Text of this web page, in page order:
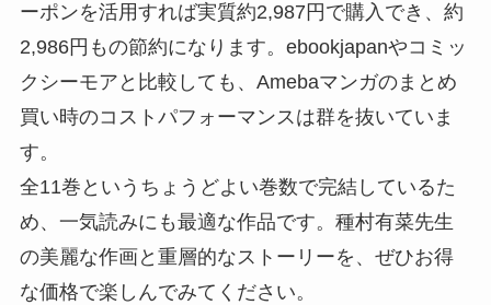
ーポンを活用すれば実質約2,987円で購入でき、約
2,986円もの節約になります。ebookjapanやコミッ
クシーモアと比較しても、Amebaマンガのまとめ
買い時のコストパフォーマンスは群を抜いていま
す。
全11巻というちょうどよい巻数で完結しているた
め、一気読みにも最適な作品です。種村有菜先生
の美麗な作画と重層的なストーリーを、ぜひお得
な価格で楽しんでみてください。